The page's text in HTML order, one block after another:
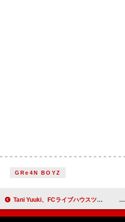
GRe4N BOYZ
Tani Yuuki、FCライブハウスツアー／ホールツアー／アリーナ公演へ